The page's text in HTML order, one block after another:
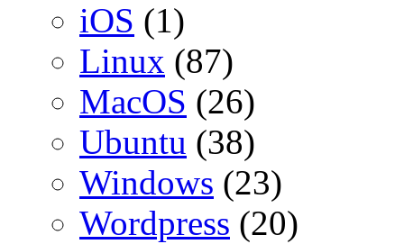
iOS (1)
Linux (87)
MacOS (26)
Ubuntu (38)
Windows (23)
Wordpress (20)